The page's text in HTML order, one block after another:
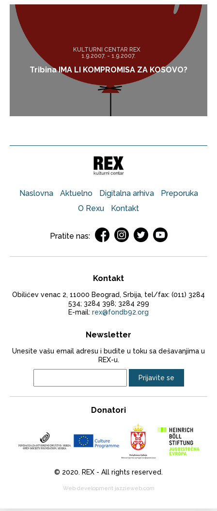
KULTURNI CENTAR REX
1.9.2007. - 1.9.2007.
Tribina IMA LI KOMPROMISA ZA KOSOVO?
Naslovna Aktuelno Digitalna arhiva
Preporuka
O Rexu
Kontakt
Pratite nas:
Kontakt
Obilićev venac 2, 11000 Beograd, Srbija, tel/fax: (011) 3284
534; 3284 398; 3284 299
E-mail: rex@fondb92.org
Newsletter
Unesite vašu email adresu i budite u toku sa dešavanjima u
REX-u.
Donatori
© 2020. REX - All rights reserved.
Web development jazzieweb.com